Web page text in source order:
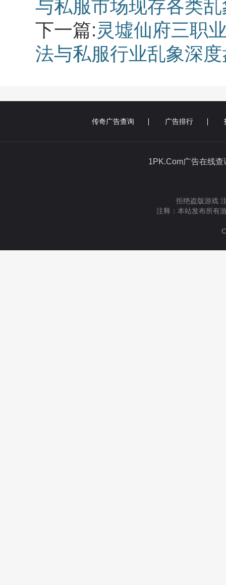
与私服市场现存各类
下一篇:灵墟仙府三职
法与私服行业乱象深
传奇广告查询 广告排行
1PK.Com广告在
拒绝盗版游戏
注释：本站发布所有